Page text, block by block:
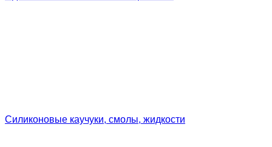
Силиконовые каучуки, смолы, жидкости